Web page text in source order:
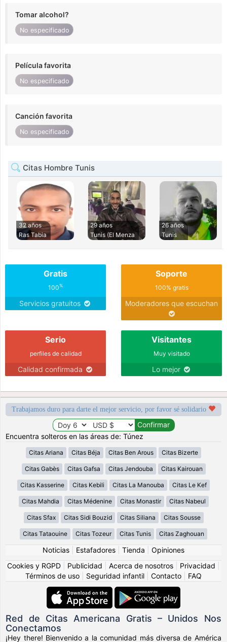
Tomar alcohol?
No especificado
Película favorita
No especificado
Canción favorita
No especificado
Citas Hombre Tunis
32 años
Ras Tabia
29 años
Tunis (El Menza
26 años
Tunis
Gratis
100%
Servicios gratuitos
Soporte
100% gratis
Moderadores que escuchan
Serio
perfiles de calidad
Calidad confirmada
Visitantes
Muy visitado
Lo mejor
Trabajamos duro para darte el mejor servicio, por favor sé solidario
Encuentra solteros en las áreas de: Túnez
Citas Ariana Citas Béja Citas Ben Arous Citas Bizerte
Citas Gabès Citas Gafsa Citas Jendouba Citas Kairouan
Citas Kasserine Citas Kebili Citas La Manouba Citas Le Kef
Citas Mahdia Citas Médenine Citas Monastir Citas Nabeul
Citas Sfax Citas Sidi Bouzid Citas Siliana Citas Sousse
Citas Tataouine Citas Tozeur Citas Tunis Citas Zaghouan
Noticias Estafadores Tienda
Opiniones
Cookies y RGPD
Publicidad Acerca de nosotros Privacidad
Términos de uso
Seguridad infantil Contacto FAQ
Red de Citas Americana Gratis – Unidos Nos
Conectamos
¡Hey there! Bienvenido a la comunidad más diversa de América